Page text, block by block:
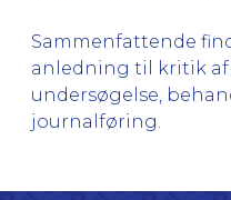
Sammenfattende
anledning til kritik
undersøgelse,
journalføring.